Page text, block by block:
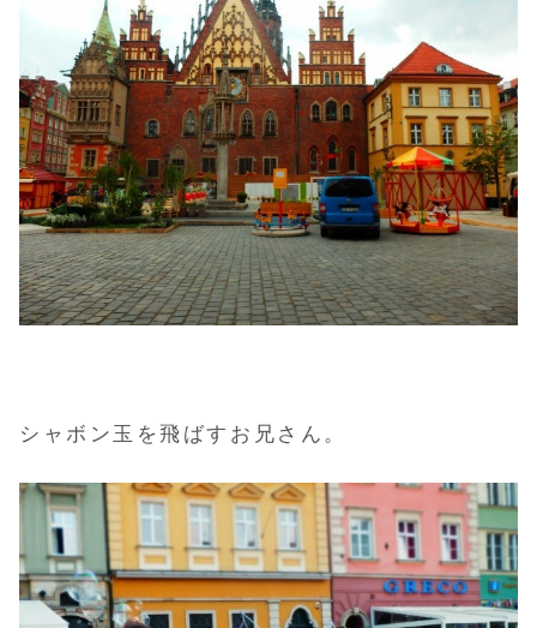
シャボン玉を飛ばすお兄さん。